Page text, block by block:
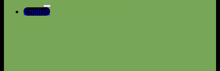
English